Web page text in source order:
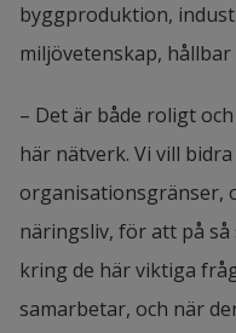
byggproduktion,
miljövetenskap,
– Det är både roligt
här nätverk. Vi vill
organisationsgränser,
näringsliv, för att på
kring de här viktiga
samarbetar, och när